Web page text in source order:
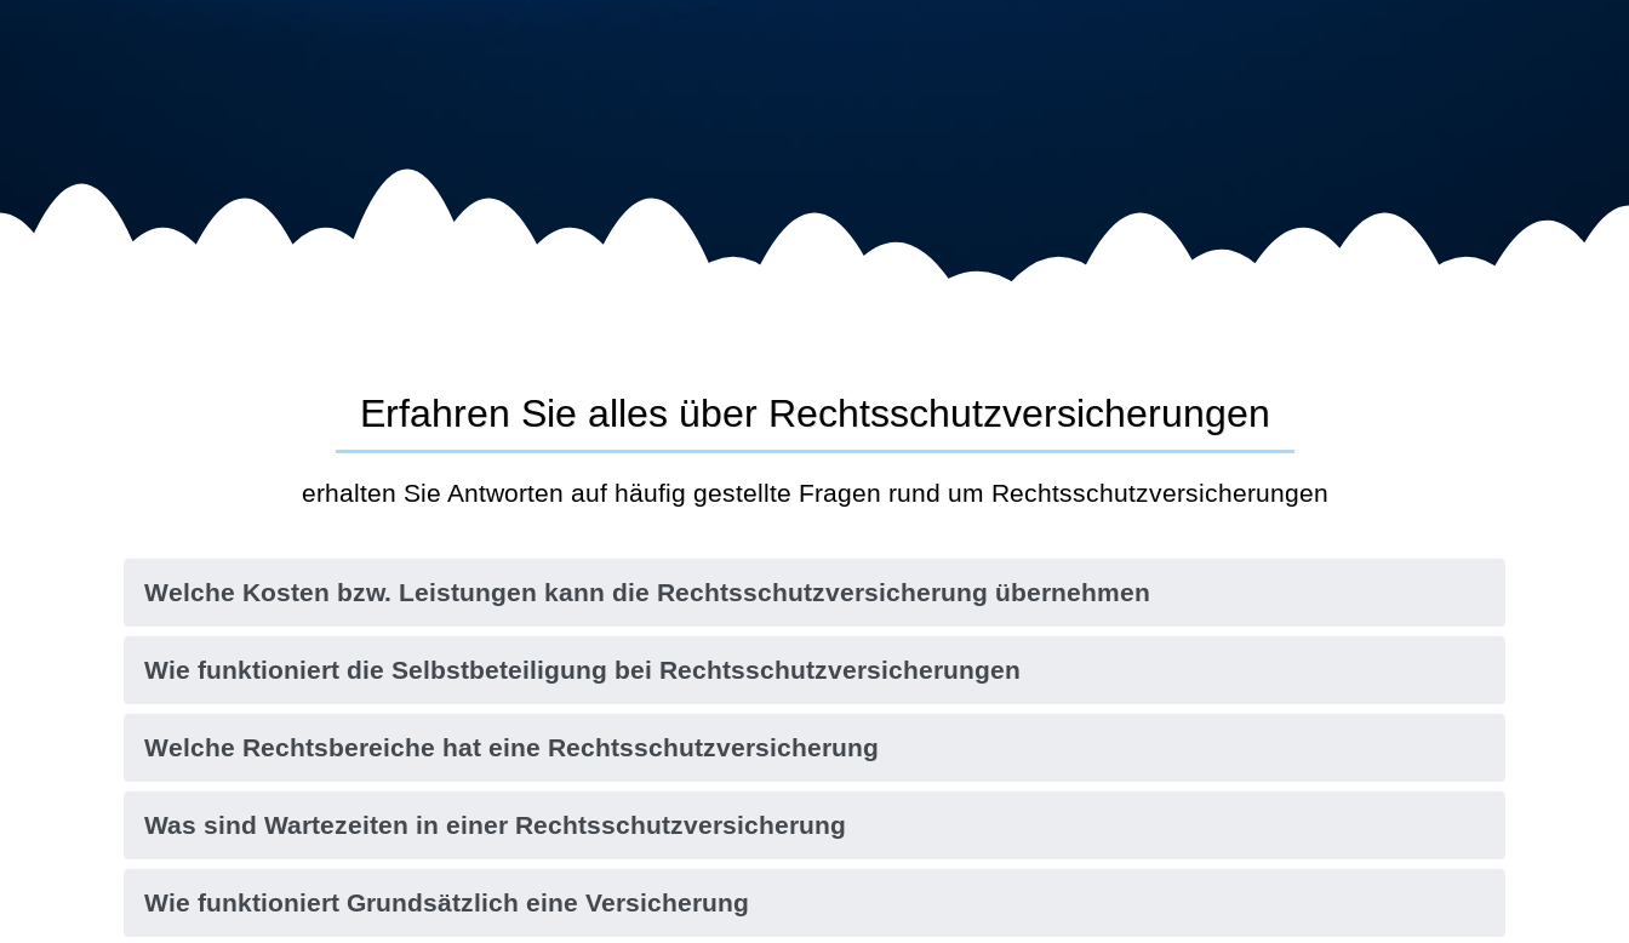
Erfahren Sie alles über Rechtsschutzversicherungen
H3 Überschrifterhalten Sie Antworten auf häufig gestellte Fragen rund um Rechtsschutzversicherungen
Welche Kosten bzw. Leistungen kann die Rechtsschutzversicherung übernehmen
Wie funktioniert die Selbstbeteiligung bei Rechtsschutzversicherungen
Welche Rechtsbereiche hat eine Rechtsschutzversicherung
Was sind Wartezeiten in einer Rechtsschutzversicherung
Wie funktioniert Grundsätzlich eine Versicherung